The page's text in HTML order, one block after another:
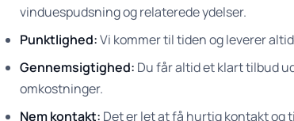
vinduespudsning og relaterede ydelser.
Punktlighed:Vi kommer til tiden og leverer
Gennemsigtighed: Du får altid et klart tilbud
omkostninger.
Nem kontakt: Det er let at få hurtig kontakt og